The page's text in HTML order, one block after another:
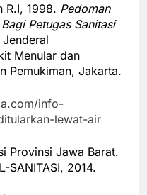
R.I, 1998. Pedoman
Petugas Sanitasi
Menular dan
Pemukiman, Jakarta.
info-
lewat-air
Provinsi Jawa Barat.
SANITASI, 2014.